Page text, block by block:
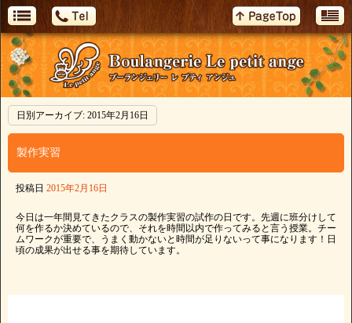
日別アーカイブ: 2015年2月16日
製作実習
投稿日 2015年2月16日
今日は一年間見てきたクラスの製作実習の試作の日です。先週に班分けして
何を作るか決めているので、それを時間以内で作ってみると言う授業。チー
ムワークが重要で、うまく動かないと時間が足りないって事になります！日
頃の成果が出せる事を期待しています。